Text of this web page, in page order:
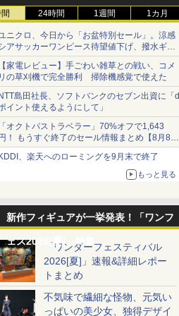
24時間 1週間 1カ月
ニクロ、今日から「お盆特別セール」。涼感
アサッカーワンピース待望値下げ、撥水ギア
ョーツは1990円に
家電レビュー】手ごわい雑草との戦い、コメ
の草刈機で完全勝利 掃除機感覚で使えた
島田社長、ソフトバンクのセブン出資に「d
イント使えるようにして」
オクトパストラベラー」70%オフで1,643
！ もうすぐ終了のセール情報まとめ【8月8日
新】
ンテンドーeショップでは「大神 絶景版」が
、楽天へのローミングを9月末で終了
もっと見る
新作フィギュアが一挙発表！「ワンフ
ェス2026[夏]」特集「ワンダーフェスティバル
2026[夏]」速報&詳細レポー
トまとめ
不気味で繊細な怪物、元気い
っぱいの美少女、独得デザイ